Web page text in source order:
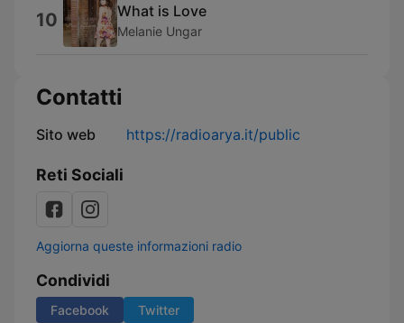
10 What is Love
Melanie Ungar
Contatti
Sito web https://radioarya.it/public
Reti Sociali
Aggiorna queste informazioni radio
Condividi
Facebook Twitter